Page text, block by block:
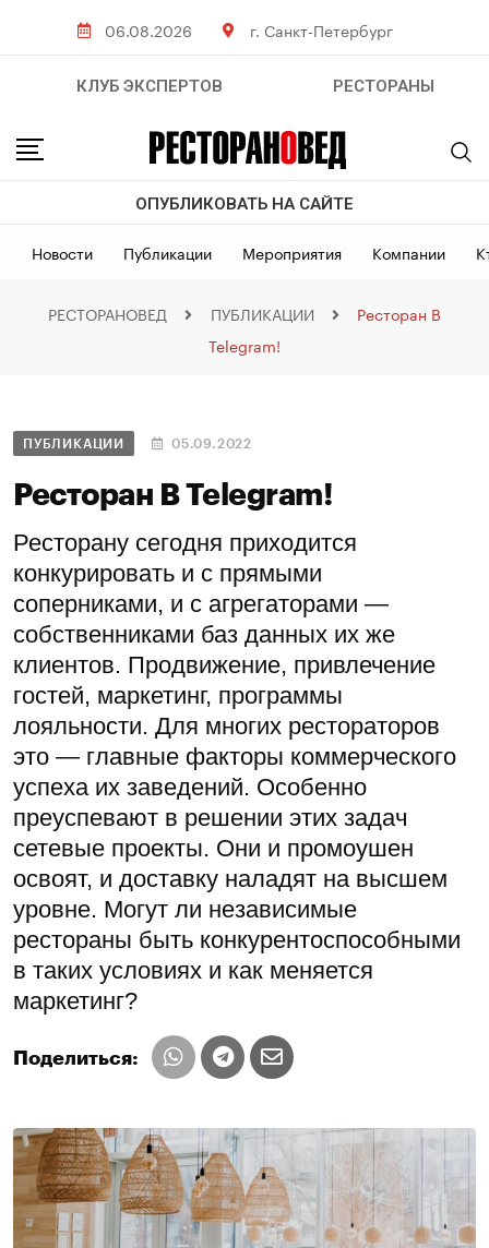
06.08.2026 г. Санкт-Петербург
КЛУБ ЭКСПЕРТОВ РЕСТОРАНЫ
ОПУБЛИКОВАТЬ НА САЙТЕ
Новости Публикации Мероприятия Компании
РЕСТОРАНОВЕД ПУБЛИКАЦИИ
Ресторан В
Telegram!
ПУБЛИКАЦИИ 05.09.2022
Ресторан В Telegram!
Ресторану сегодня приходится
конкурировать и с прямыми
соперниками, и с агрегаторами —
собственниками баз данных их же
клиентов. Продвижение, привлечение
гостей, маркетинг, программы
лояльности. Для многих рестораторов
это — главные факторы коммерческого
успеха их заведений. Особенно
преуспевают в решении этих задач
сетевые проекты. Они и промоушен
освоят, и доставку наладят на высшем
уровне. Могут ли независимые
рестораны быть конкурентоспособными
в таких условиях и как меняется
маркетинг?
Поделиться: